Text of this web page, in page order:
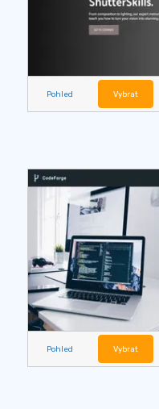
Pohled Vybrat
Pohled Vybrat